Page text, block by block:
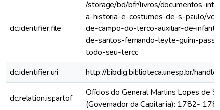
dc.identifier.file
/storage/bd/bfr/livros/documentos-
a-historia-e-costumes-de-s-paulo/
de-campo-do-terco-auxiliar-de-
de-santos-fernando-leyte-guim-
todo-seu-terco
dc.identifier.uri
http://bibdig.biblioteca.unesp.br/
dc.relation.ispartof
Ofícios do General Martins Lopes de
(Governador da Capitania): 1782-